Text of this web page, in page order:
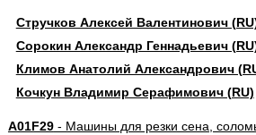
Стручков Алексей Валентинович
Сорокин Александр Геннадьевич
Климов Анатолий Александрович
Кочкун Владимир Серафимович (RU)
A01F29- Машины для резки сена,